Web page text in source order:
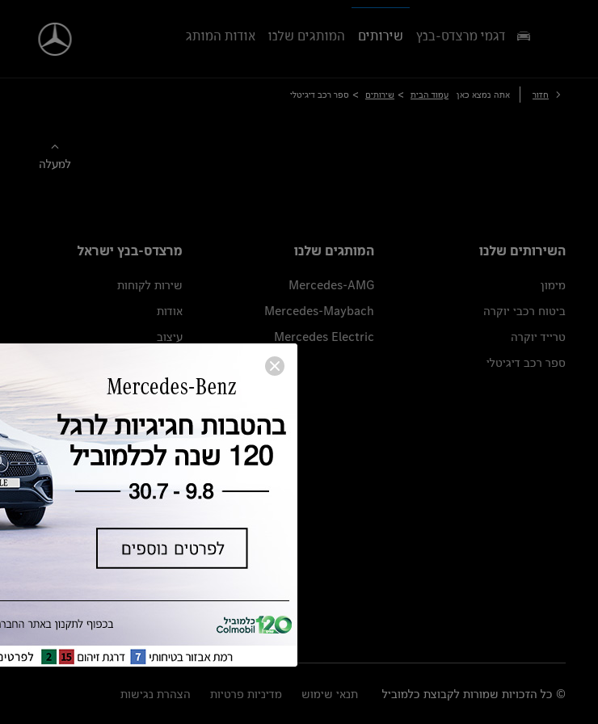
דגמי מרצדס-בנץ שירותים המותגים שלנו אודות המותג
חזור אתה נמצא כאן עמוד הבית > שירותים > ספר רכב דיגיטלי
למעלה
השירותים שלנו
מימון
ביטוח רכבי יוקרה
טרייד יוקרה
ספר רכב דיגיטלי
המותגים שלנו
Mercedes-AMG
Mercedes-Maybach
Mercedes Electric
מרצדס-בנץ ישראל
שירות לקוחות
אודות
עיצוב
מגזין מרצדס-בנץ
ספרי רכב מרצדס-בנץ
נתוני זיהום אוויר וצריכת דלק וחשמל
נתוני תווית צמיגים
מחירון חלפים
הודעה על הטבות לרכבי מרצדס בהסדר
© כל הזכויות שמורות לקבוצת כלמוביל תנאי שימוש מדיניות פרטיות הצהרת נגישות